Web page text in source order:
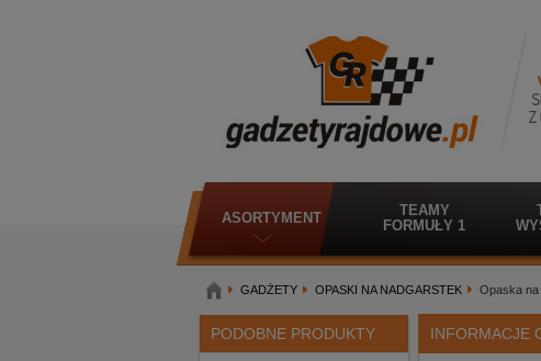
ASORTYMENT
TEAMY
FORMUŁY 1
GADŻETY OPASKI NA NADGARSTEK Opaska na
PODOBNE PRODUKTY INFORMACJE